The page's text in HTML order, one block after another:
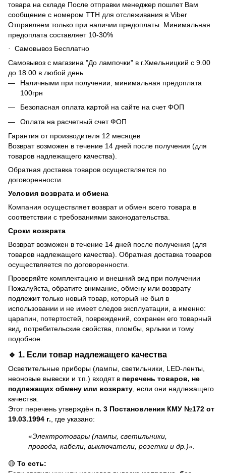
товара на складе После отправки менеджер пошлет Вам
сообщение с номером ТТН для отслеживания в Viber
Отправляем только при наличии предоплаты. Минимальная
предоплата составляет 10-30%
·
Самовывоз Бесплатно
Самовывоз с магазина "До лампочки" в г.Хмельницкий с 9.00
до 18.00 в любой день
Наличными при получении, минимальная предоплата
100грн
Безопасная оплата картой на сайте на счет ФОП
Оплата на расчетный счет ФОП
Гарантия от производителя 12 месяцев
Возврат возможен в течение 14 дней после получения (для
товаров надлежащего качества).
Обратная доставка товаров осуществляется по
договоренности.
Условия возврата и обмена
Компания осуществляет возврат и обмен всего товара в
соответствии с требованиями законодательства.
Сроки возврата
Возврат возможен в течение 14 дней после получения (для
товаров надлежащего качества). Обратная доставка товаров
осуществляется по договоренности.
Проверяйте комплектацию и внешний вид при получении
Пожалуйста, обратите внимание, обмену или возврату
подлежит только новый товар, который не был в
использовании и не имеет следов эксплуатации, а именно:
царапин, потертостей, повреждений, сохранен его товарный
вид, потребительские свойства, пломбы, ярлыки и тому
подобное.
🔹 1. Если товар надлежащего качества
Осветительные приборы (лампы, светильники, LED-ленты,
неоновые вывески и т.п.) входят в перечень товаров, не
подлежащих обмену или возврату , если они надлежащего
качества.
Этот перечень утверждён п. 3 Постановления КМУ №172 от
19.03.1994 г. , где указано:
«Электротовары (лампы, светильники,
провода, кабели, выключатели, розетки и др.)»
🟡 То есть: